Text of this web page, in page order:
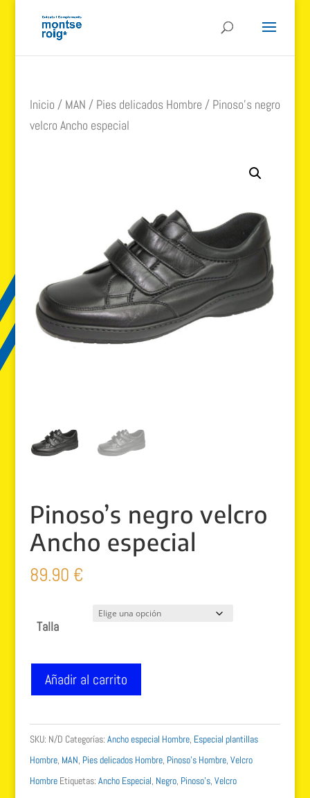
Inicio / MAN / Pies delicados Hombre / Pinoso’s negro
velcro Ancho especial
Pinoso’s negro velcro
Ancho especial
89.90 €
Talla
Pinoso's
negro
Ancho
especial
cantidad
Añadir al carrito
SKU: N/D Categorías: Ancho especial Hombre, Especial plantillas
Hombre, MAN, Pies delicados Hombre, Pinoso's Hombre, Velcro
Hombre Etiquetas: Ancho Especial, Negro, Pinoso's, Velcro